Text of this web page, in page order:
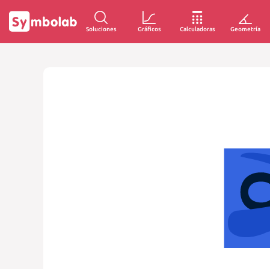
Soluciones Gráficos Calculadoras Geometría